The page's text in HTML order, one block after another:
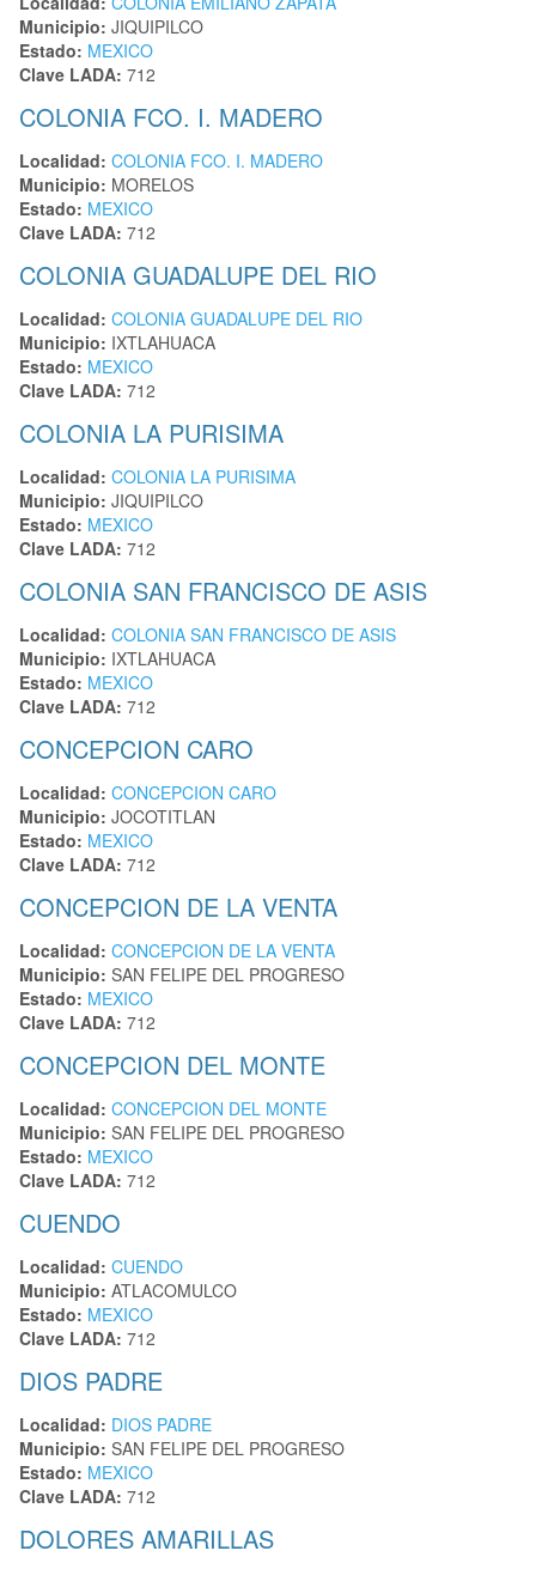
Municipio: JIQUIPILCO
Estado: MEXICO
Clave LADA: 712
COLONIA FCO. I. MADERO
Localidad: COLONIA FCO. I. MADERO
Municipio: MORELOS
Estado: MEXICO
Clave LADA: 712
COLONIA GUADALUPE DEL RIO
Localidad: COLONIA GUADALUPE DEL RIO
Municipio: IXTLAHUACA
Estado: MEXICO
Clave LADA: 712
COLONIA LA PURISIMA
Localidad: COLONIA LA PURISIMA
Municipio: JIQUIPILCO
Estado: MEXICO
Clave LADA: 712
COLONIA SAN FRANCISCO DE ASIS
Localidad: COLONIA SAN FRANCISCO DE ASIS
Municipio: IXTLAHUACA
Estado: MEXICO
Clave LADA: 712
CONCEPCION CARO
Localidad: CONCEPCION CARO
Municipio: JOCOTITLAN
Estado: MEXICO
Clave LADA: 712
CONCEPCION DE LA VENTA
Localidad: CONCEPCION DE LA VENTA
Municipio: SAN FELIPE DEL PROGRESO
Estado: MEXICO
Clave LADA: 712
CONCEPCION DEL MONTE
Localidad: CONCEPCION DEL MONTE
Municipio: SAN FELIPE DEL PROGRESO
Estado: MEXICO
Clave LADA: 712
CUENDO
Localidad: CUENDO
Municipio: ATLACOMULCO
Estado: MEXICO
Clave LADA: 712
DIOS PADRE
Localidad: DIOS PADRE
Municipio: SAN FELIPE DEL PROGRESO
Estado: MEXICO
Clave LADA: 712
DOLORES AMARILLAS